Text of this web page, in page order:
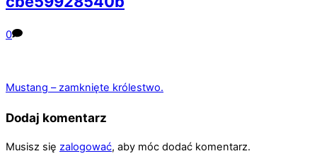
0
Mustang – zamknięte królestwo.
Dodaj komentarz
Musisz się zalogować, aby móc dodać komentarz.